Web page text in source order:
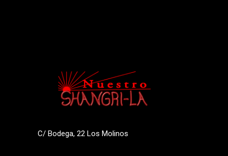
C/ Bodega, 22 Los Molinos